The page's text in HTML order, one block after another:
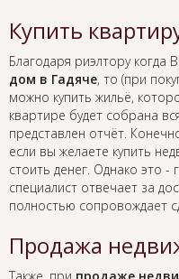
Купить
Благодаря риэлтору когда
дом в Гадяче, то (при
можно купить жильё,
квартире будет собрана
представлен отчёт.
если вы желаете купить
стоить денег. Однако это -
специалист отвечает за
полностью сопровождает
Продажа
Также, при продаже